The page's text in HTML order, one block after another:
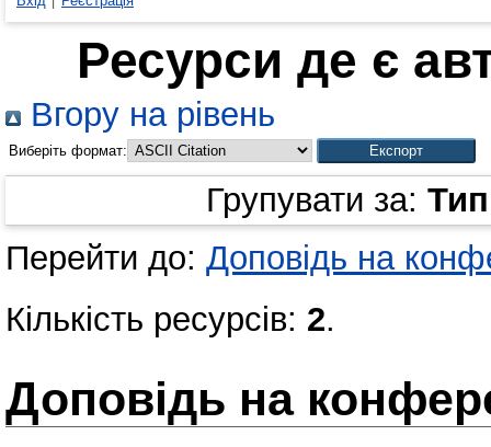
Ресурси де є
Вгору на рівень
Виберіть формат:
Групувати за:
Перейти до: Доповідь на
Кількість ресурсів: 2.
Доповідь на